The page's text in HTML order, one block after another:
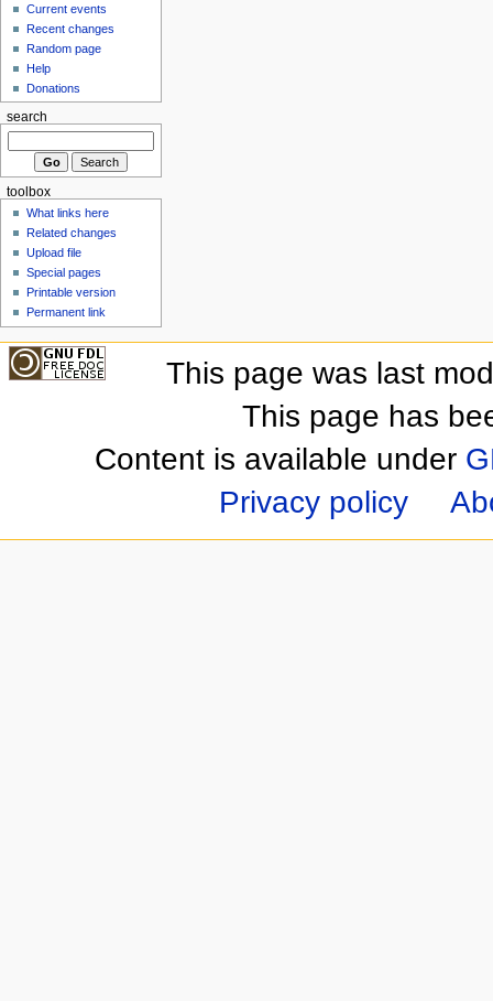
Current events
Recent changes
Random page
Help
Donations
search
toolbox
What links here
Related changes
Upload file
Special pages
Printable version
Permanent link
This page was last
This page has
Content is available under
Privacy policy